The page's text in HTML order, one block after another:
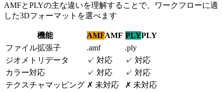
AMFとPLYの主な違いを理解することで、ワークフローに適
した3Dフォーマットを選べます
機能 AMFAMF PLYPLY
ファイル拡張子
.amf
.ply
ジオメトリデータ
✓ 対応 ✓ 対応
カラー対応
✓ 対応 ✓ 対応
テクスチャマッピング ✗ 未対応 ✗ 未対応